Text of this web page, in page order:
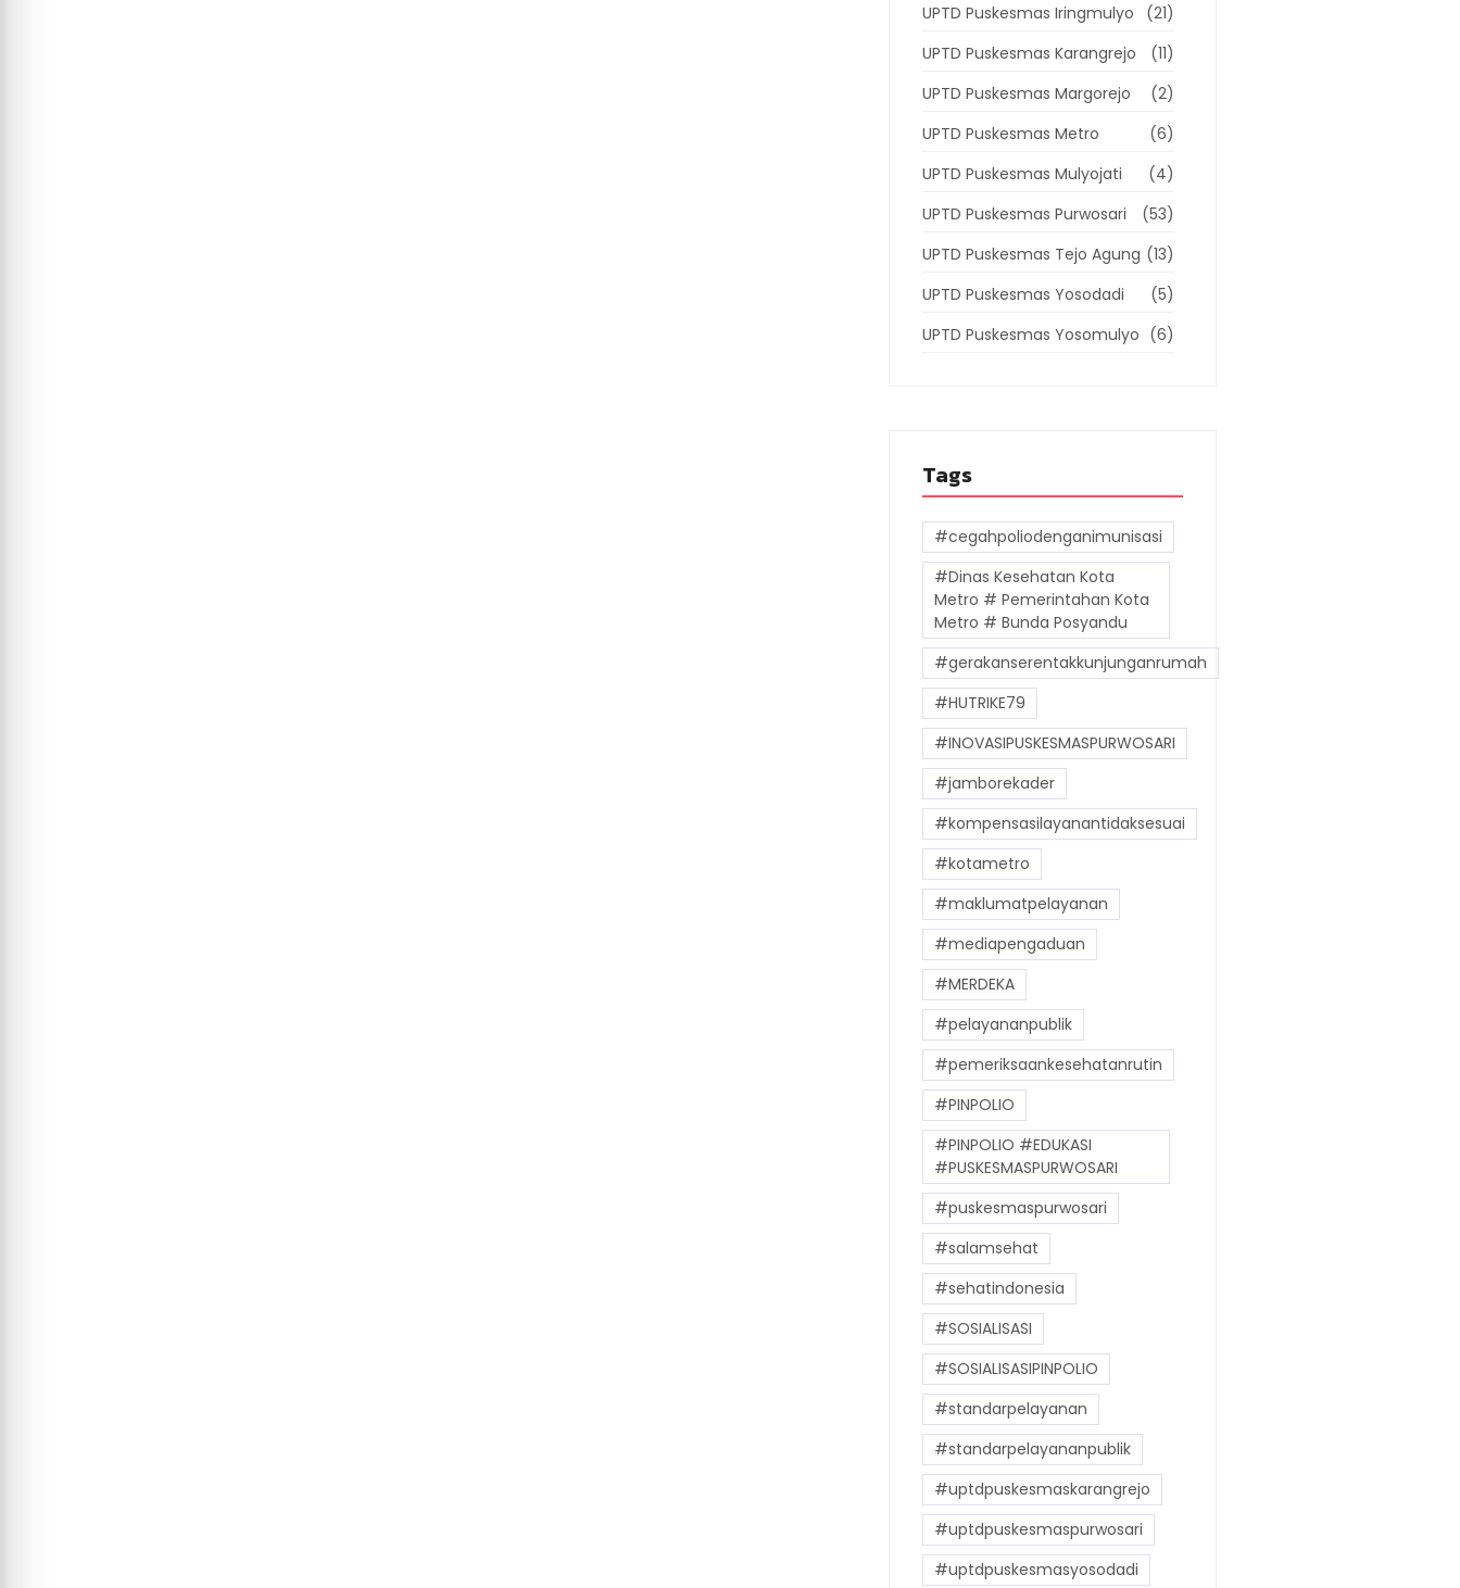
UPTD Puskesmas Iringmulyo
(21)
UPTD Puskesmas Karangrejo
(11)
UPTD Puskesmas Margorejo
(2)
UPTD Puskesmas Metro
(6)
UPTD Puskesmas Mulyojati
(4)
UPTD Puskesmas Purwosari
(53)
UPTD Puskesmas Tejo Agung (13)
UPTD Puskesmas Yosodadi
(5)
UPTD Puskesmas Yosomulyo (6)
Tags
#cegahpoliodenganimunisasi
#Dinas Kesehatan Kota
Metro # Pemerintahan Kota
Metro # Bunda Posyandu
#gerakanserentakkunjunganrumah
#HUTRIKE79
#INOVASIPUSKESMASPURWOSARI
#jamborekader
#kompensasilayanantidaksesuai
#kotametro
#maklumatpelayanan
#mediapengaduan
#MERDEKA
#pelayananpublik
#pemeriksaankesehatanrutin
#PINPOLIO
#PINPOLIO #EDUKASI
#PUSKESMASPURWOSARI
#puskesmaspurwosari
#salamsehat
#sehatindonesia
#SOSIALISASI
#SOSIALISASIPINPOLIO
#standarpelayanan
#standarpelayananpublik
#uptdpuskesmaskarangrejo
#uptdpuskesmaspurwosari
#uptdpuskesmasyosodadi